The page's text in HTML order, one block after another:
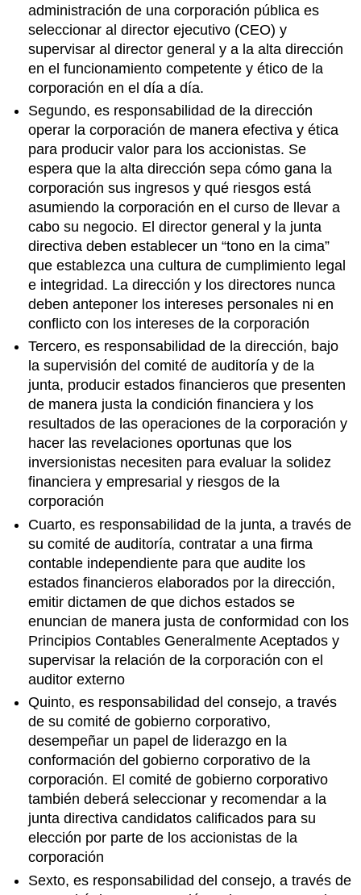
administración de una corporación pública es
seleccionar al director ejecutivo (CEO) y
supervisar al director general y a la alta dirección
en el funcionamiento competente y ético de la
corporación en el día a día.
Segundo, es responsabilidad de la dirección
operar la corporación de manera efectiva y ética
para producir valor para los accionistas. Se
espera que la alta dirección sepa cómo gana la
corporación sus ingresos y qué riesgos está
asumiendo la corporación en el curso de llevar a
cabo su negocio. El director general y la junta
directiva deben establecer un “tono en la cima”
que establezca una cultura de cumplimiento legal
e integridad. La dirección y los directores nunca
deben anteponer los intereses personales ni en
conflicto con los intereses de la corporación
Tercero, es responsabilidad de la dirección, bajo
la supervisión del comité de auditoría y de la
junta, producir estados financieros que presenten
de manera justa la condición financiera y los
resultados de las operaciones de la corporación y
hacer las revelaciones oportunas que los
inversionistas necesiten para evaluar la solidez
financiera y empresarial y riesgos de la
corporación
Cuarto, es responsabilidad de la junta, a través de
su comité de auditoría, contratar a una firma
contable independiente para que audite los
estados financieros elaborados por la dirección,
emitir dictamen de que dichos estados se
enuncian de manera justa de conformidad con los
Principios Contables Generalmente Aceptados y
supervisar la relación de la corporación con el
auditor externo
Quinto, es responsabilidad del consejo, a través
de su comité de gobierno corporativo,
desempeñar un papel de liderazgo en la
conformación del gobierno corporativo de la
corporación. El comité de gobierno corporativo
también deberá seleccionar y recomendar a la
junta directiva candidatos calificados para su
elección por parte de los accionistas de la
corporación
Sexto, es responsabilidad del consejo, a través de